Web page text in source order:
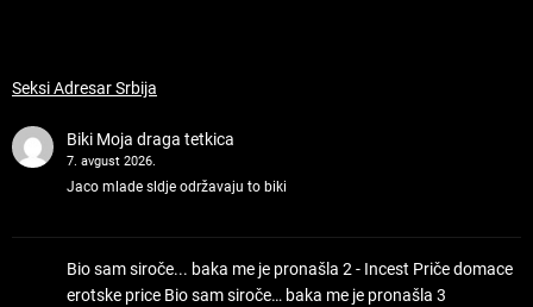
Seksi Adresar Srbija
Biki Moja draga tetkica
7. avgust 2026.
Jaco mlade sldje održavaju to biki
Bio sam siroče... baka me je pronašla 2 - Incest Priče domace
erotske price Bio sam siroče… baka me je pronašla 3